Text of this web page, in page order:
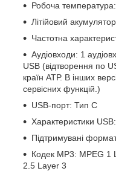
Робоча
Літійовий
Частотна
Аудіовходи: 1
USB (відтворення по
країн АТР. В інших
сервісних функцій.)
USB-порт: Тип C
Характеристики
Підтримувані
Кодек MP3: MPEG 1
2.5 Layer 3